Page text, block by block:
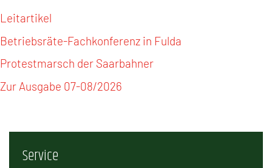
Zur Ausgabe 07-08/2026
Leitartikel
Betriebsräte-Fachkonferenz in Fulda
Protestmarsch der Saarbahner
Service